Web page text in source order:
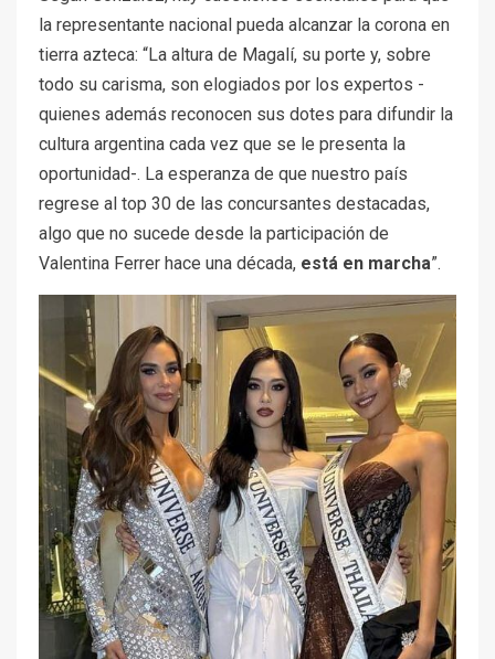
la representante nacional pueda alcanzar la corona en
tierra azteca: “La altura de Magalí, su porte y, sobre
todo su carisma, son elogiados por los expertos -
quienes además reconocen sus dotes para difundir la
cultura argentina cada vez que se le presenta la
oportunidad-. La esperanza de que nuestro país
regrese al top 30 de las concursantes destacadas,
algo que no sucede desde la participación de
Valentina Ferrer hace una década, está en marcha”.